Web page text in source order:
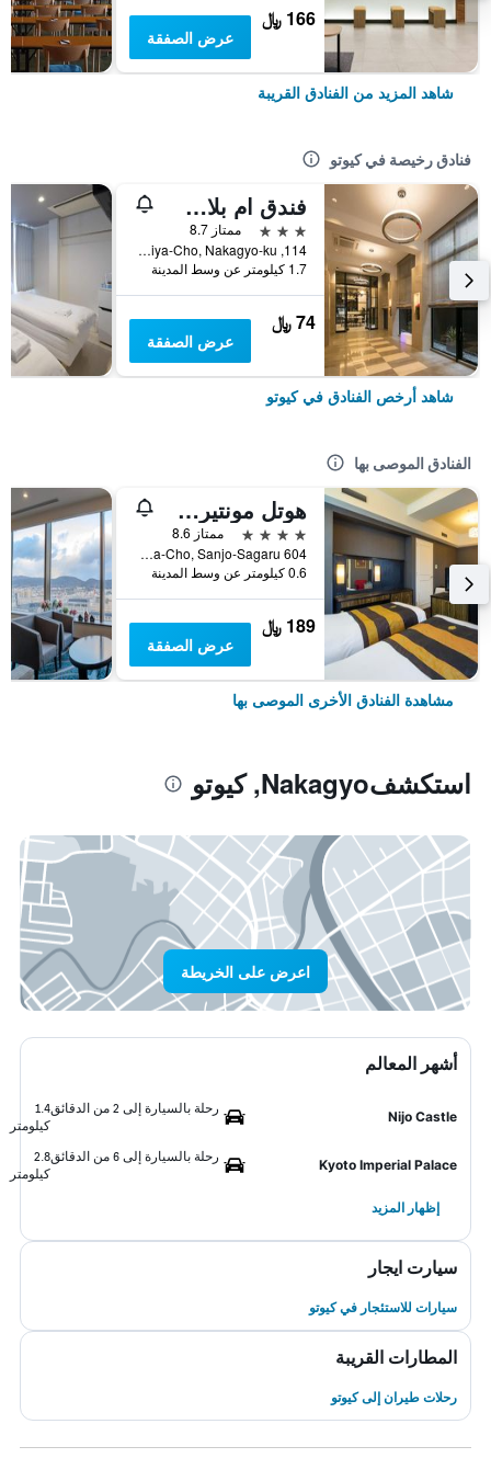
166 ﷼
عرض الصفقة
شاهد المزيد من الفنادق القريبة
فنادق رخيصة في كيوتو
فندق ام بلاس شيجاو أوميا
3 نجوم
ممتاز 8.7
114, Nishikiomiya-Cho, Nakagyo-ku, كيوتو, اليابان
1.7 كيلومتر عن وسط المدينة
74 ﷼
عرض الصفقة
شاهد أرخص الفنادق في كيوتو
الفنادق الموصى بها
هوتل مونتيري كيوتو
4 نجوم
ممتاز 8.6
604 Manjuya-Cho, Sanjo-Sagaru, كيوتو, اليابان
0.6 كيلومتر عن وسط المدينة
189 ﷼
عرض الصفقة
مشاهدة الفنادق الأخرى الموصى بها
استكشفNakagyo, كيوتو
اعرض على الخريطة
أشهر المعالم
Nijo Castle
رحلة بالسيارة إلى 2 من الدقائق
1.4
كيلومتر
Kyoto Imperial Palace
رحلة بالسيارة إلى 6 من الدقائق
2.8
كيلومتر
إظهار المزيد
سيارت ايجار
سيارات للاستئجار في كيوتو
المطارات القريبة
رحلات طيران إلى كيوتو